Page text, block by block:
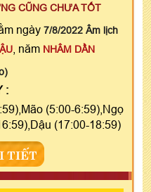
CŨNG CHƯA TỐT
ngày 7/8/2022 Âm lịch
, năm NHÂM DẦN
:
(5:00-6:59),Ngọ
(17:00-18:59)
TIẾT